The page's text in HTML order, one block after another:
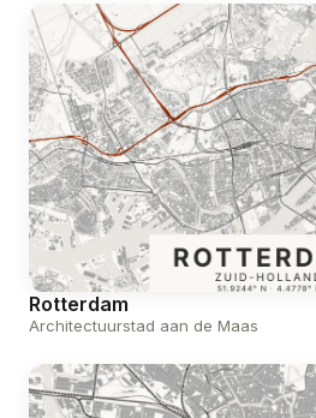
Rotterdam
Architectuurstad aan de Maas